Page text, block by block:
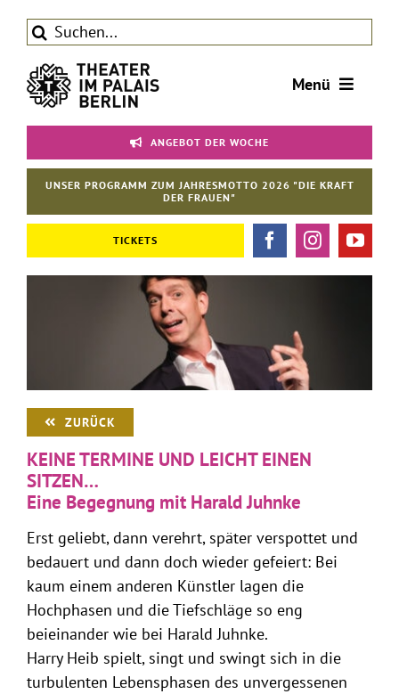
Inhalt
springen
Suche
Menü
Tickets
Theater
ANGEBOT DER WOCHE
UNSER PROGRAMM ZUM JAHRESMOTTO 2026 "DIE KRAFT
DER FRAUEN"
TICKETS
ZURÜCK
KEINE TERMINE UND LEICHT EINEN
SITZEN…
Eine Begegnung mit Harald Juhnke
Erst geliebt, dann verehrt, später verspottet und
bedauert und dann doch wieder gefeiert: Bei
kaum einem anderen Künstler lagen die
Hochphasen und die Tiefschläge so eng
beieinander wie bei Harald Juhnke.
Harry Heib spielt, singt und swingt sich in die
turbulenten Lebensphasen des unvergessenen